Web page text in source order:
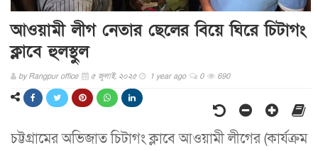
আওয়ামী লীগ নেতার ছেলের বিয়ে ঘিরে চিটাগং
ক্লাবে হুলস্থুল
byRangpur office ৫ জুলাই, ২০২৫ 1 year ago 0 690
চট্টগ্রামের অভিজাত চিটাগং ক্লাবে আওয়ামী লীগের (কার্যক্রম